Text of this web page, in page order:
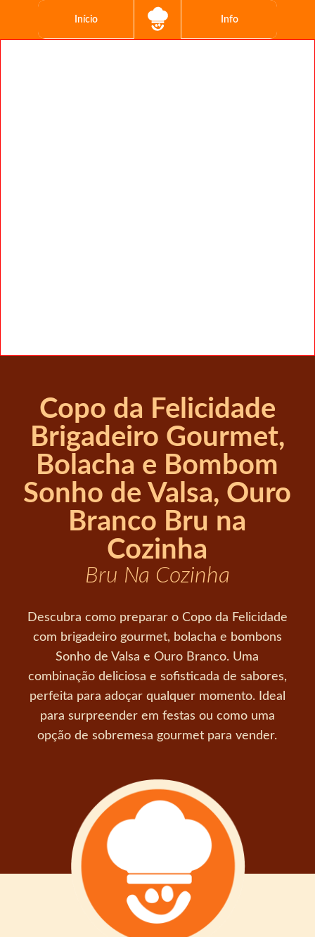
Início Info
Copo da Felicidade
Brigadeiro Gourmet,
Bolacha e Bombom
Sonho de Valsa, Ouro
Branco Bru na
Cozinha
Bru Na Cozinha
Descubra como preparar o Copo da Felicidade
com brigadeiro gourmet, bolacha e bombons
Sonho de Valsa e Ouro Branco. Uma
combinação deliciosa e sofisticada de sabores,
perfeita para adoçar qualquer momento. Ideal
para surpreender em festas ou como uma
opção de sobremesa gourmet para vender.